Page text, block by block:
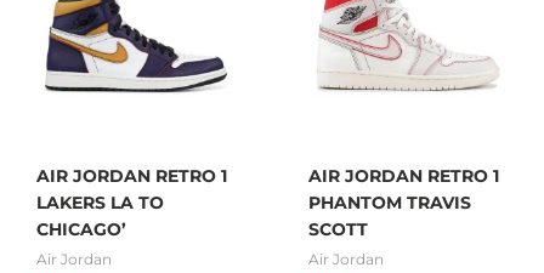
AIR JORDAN RETRO 1
LAKERS LA TO
CHICAGO’
Air Jordan
AIR JORDAN RETRO 1
PHANTOM TRAVIS
SCOTT
Air Jordan